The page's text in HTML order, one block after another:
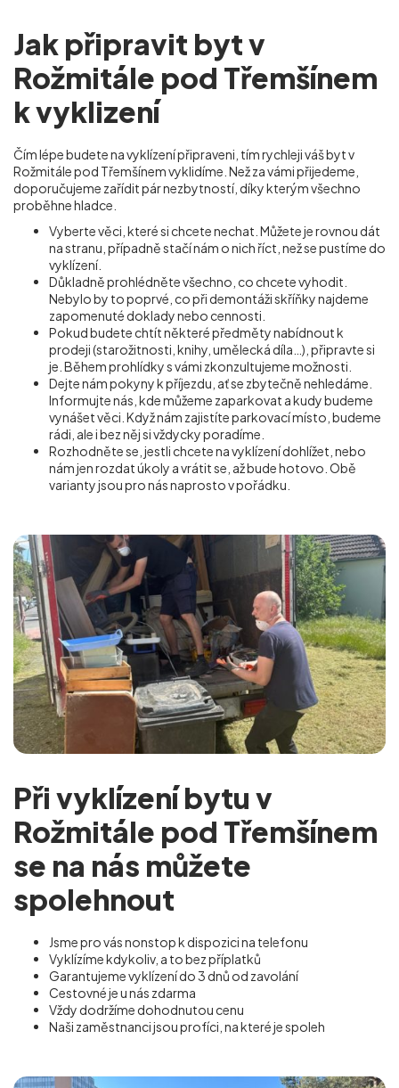
Jak připravit byt v
Rožmitále pod Třemšínem
k vyklizení
Čím lépe budete na vyklízení připraveni, tím rychleji váš byt v
Rožmitále pod Třemšínem vyklidíme. Než za vámi přijedeme,
doporučujeme zařídit pár nezbytností, díky kterým všechno
proběhne hladce.
Vyberte věci, které si chcete nechat. Můžete je rovnou dát
na stranu, případně stačí nám o nich říct, než se pustíme do
vyklízení.
Důkladně prohlédněte všechno, co chcete vyhodit.
Nebylo by to poprvé, co při demontáži skříňky najdeme
zapomenuté doklady nebo cennosti.
Pokud budete chtít některé předměty nabídnout k
prodeji (starožitnosti, knihy, umělecká díla…), připravte si
je. Během prohlídky s vámi zkonzultujeme možnosti.
Dejte nám pokyny k příjezdu, ať se zbytečně nehledáme.
Informujte nás, kde můžeme zaparkovat a kudy budeme
vynášet věci. Když nám zajistíte parkovací místo, budeme
rádi, ale i bez něj si vždycky poradíme.
Rozhodněte se, jestli chcete na vyklízení dohlížet, nebo
nám jen rozdat úkoly a vrátit se, až bude hotovo. Obě
varianty jsou pro nás naprosto v pořádku.
Při vyklízení bytu v
Rožmitále pod Třemšínem
se na nás můžete
spolehnout
Jsme pro vás nonstop k dispozici na telefonu
Vyklízíme kdykoliv, a to bez příplatků
Garantujeme vyklízení do 3 dnů od zavolání
Cestovné je u nás zdarma
Vždy dodržíme dohodnutou cenu
Naši zaměstnanci jsou profíci, na které je spoleh